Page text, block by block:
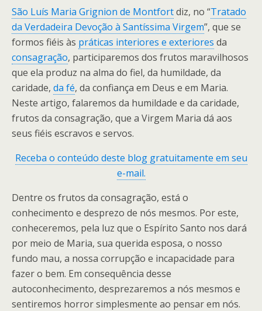
São Luís Maria Grignion de Montfortdiz, no “Tratado
da Verdadeira Devoção à Santíssima Virgem”, que se
formos fiéis às práticas interiores e exteriores da
consagração, participaremos dos frutos maravilhosos
que ela produz na alma do fiel, da humildade, da
caridade, da fé, da confiança em Deus e em Maria.
Neste artigo, falaremos da humildade e da caridade,
frutos da consagração, que a Virgem Maria dá aos
seus fiéis escravos e servos.
Receba o conteúdo deste blog gratuitamente em seu
e-mail.
Dentre os frutos da consagração, está o
conhecimento e desprezo de nós mesmos. Por este,
conheceremos, pela luz que o Espírito Santo nos dará
por meio de Maria, sua querida esposa, o nosso
fundo mau, a nossa corrupção e incapacidade para
fazer o bem. Em consequência desse
autoconhecimento, desprezaremos a nós mesmos e
sentiremos horror simplesmente ao pensar em nós.